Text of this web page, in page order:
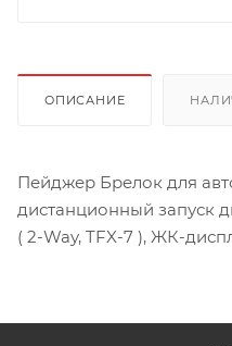
ОПИСАНИЕ
Пейджер Брелок для
дистанционный запуск
( 2-Way, TFX-7 ), ЖК-